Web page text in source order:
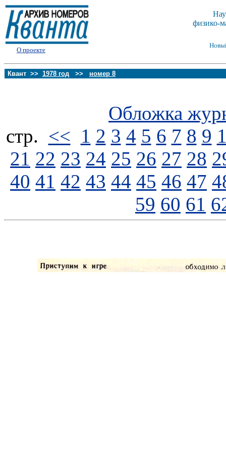
О проекте
физико-
Квант >> 1978 год >> номер 8
Обложка
стp. << 1 2 3 4 5 6 7 8 9
21 22 23 24 25 26 27 28
40 41 42 43 44 45 46 47
59 60 61